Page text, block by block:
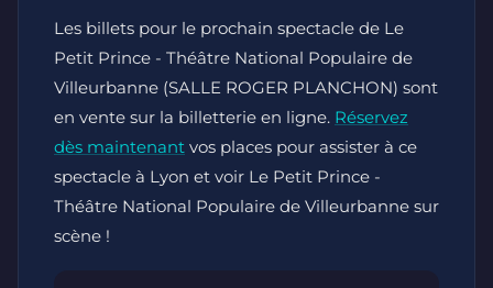
Les billets pour le prochain spectacle de Le
Petit Prince - Théâtre National Populaire de
Villeurbanne (SALLE ROGER PLANCHON) sont
en vente sur la billetterie en ligne. Réservez
dès maintenant vos places pour assister à ce
spectacle à Lyon et voir Le Petit Prince -
Théâtre National Populaire de Villeurbanne sur
scène !